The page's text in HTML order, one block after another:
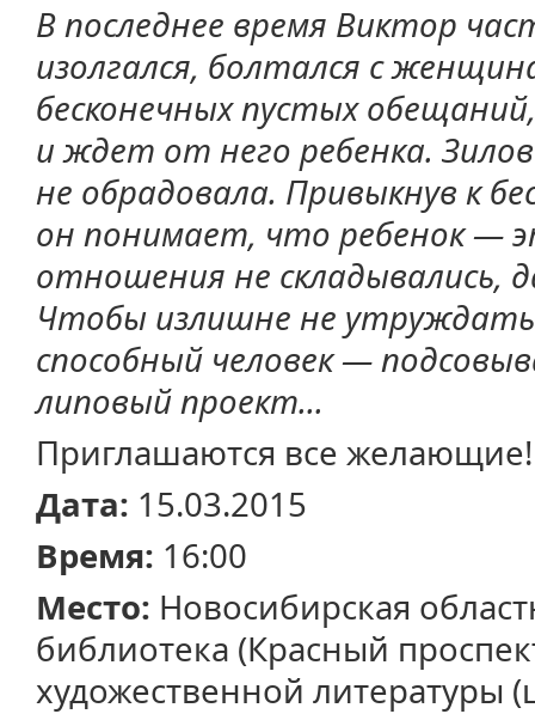
В последнее время Виктор
изолгался, болтался с
бесконечных пустых
и ждет от него ребенка.
не обрадовала. Привыкнув к
он понимает, что ребенок —
отношения не складывались,
Чтобы излишне не
способный человек —
липовый проект...
Приглашаются все желающие!
Дата: 15.03.2015
Время: 16:00
Место: Новосибирская
библиотека (Красный
художественной литературы